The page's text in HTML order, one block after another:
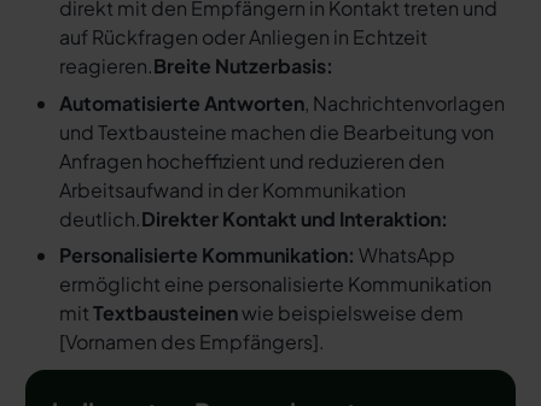
direkt mit den Empfängern in Kontakt treten und
auf Rückfragen oder Anliegen in Echtzeit
reagieren.Breite Nutzerbasis:
Automatisierte Antworten, Nachrichtenvorlagen
und Textbausteine machen die Bearbeitung von
Anfragen hocheffizient und reduzieren den
Arbeitsaufwand in der Kommunikation
deutlich.Direkter Kontakt und Interaktion:
Personalisierte Kommunikation: WhatsApp
ermöglicht eine personalisierte Kommunikation
mitTextbausteinenwie beispielsweise dem
[Vornamen des Empfängers].